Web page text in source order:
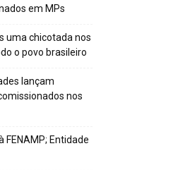
em MPs
uma chicotada nos
o povo brasileiro
lançam
nos
FENAMP; Entidade